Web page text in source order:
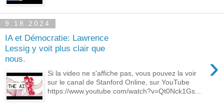
9.18.2024
IA et Démocratie: Lawrence
Lessig y voit plus clair que
nous.
›
Si la video ne s'affiche pas, vous pouvez la voir
sur le canal de Stanford Online, sur YouTube
https://www.youtube.com/watch?v=Qt0Nck1Gs...